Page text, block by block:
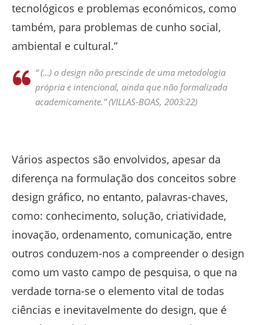
tecnológicos e problemas económicos, como
também, para problemas de cunho social,
ambiental e cultural.”
“ (…) o design não prescinde de uma metodologia
própria e intencional, ainda que não formalizada
academicamente.” (VILLAS-BOAS, 2003:22)
Vários aspectos são envolvidos, apesar da
diferença na formulação dos conceitos sobre
design gráfico, no entanto, palavras-chaves,
como: conhecimento, solução, criatividade,
inovação, ordenamento, comunicação, entre
outros conduzem-nos a compreender o design
como um vasto campo de pesquisa, o que na
verdade torna-se o elemento vital de todas
ciências e inevitavelmente do design, que é